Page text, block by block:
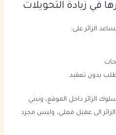
في زيادة التحويلات
الزائر على:
بدون تعقيد
الزائر داخل الموقع، ونبني
الى عميل فعلي، وليس مجرد